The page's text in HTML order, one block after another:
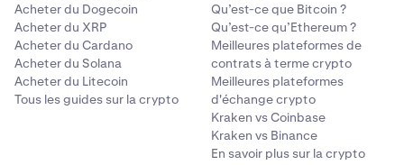
Acheter du Dogecoin
Acheter du XRP
Acheter du Cardano
Acheter du Solana
Acheter du Litecoin
Tous les guides sur la crypto
Qu’est-ce que Bitcoin ?
Qu’est-ce qu’Ethereum ?
Meilleures plateformes de
contrats à terme crypto
Meilleures plateformes
d'échange crypto
Kraken vs Coinbase
Kraken vs Binance
En savoir plus sur la crypto